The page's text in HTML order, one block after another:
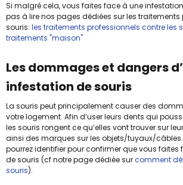
Si malgré cela, vous faites face à une infestation
pas à lire nos pages dédiées sur les traitements
souris: les traitements professionnels contre les
traitements "maison"
Les dommages et dangers
infestation de souris
La souris peut principalement causer des
votre logement. Afin d’user leurs dents qui
les souris rongent ce qu’elles vont trouver sur
ainsi des marques sur les objets/tuyaux/
pourrez identifier pour confirmer que vous
de souris (cf notre page dédiée surcomment
souris).